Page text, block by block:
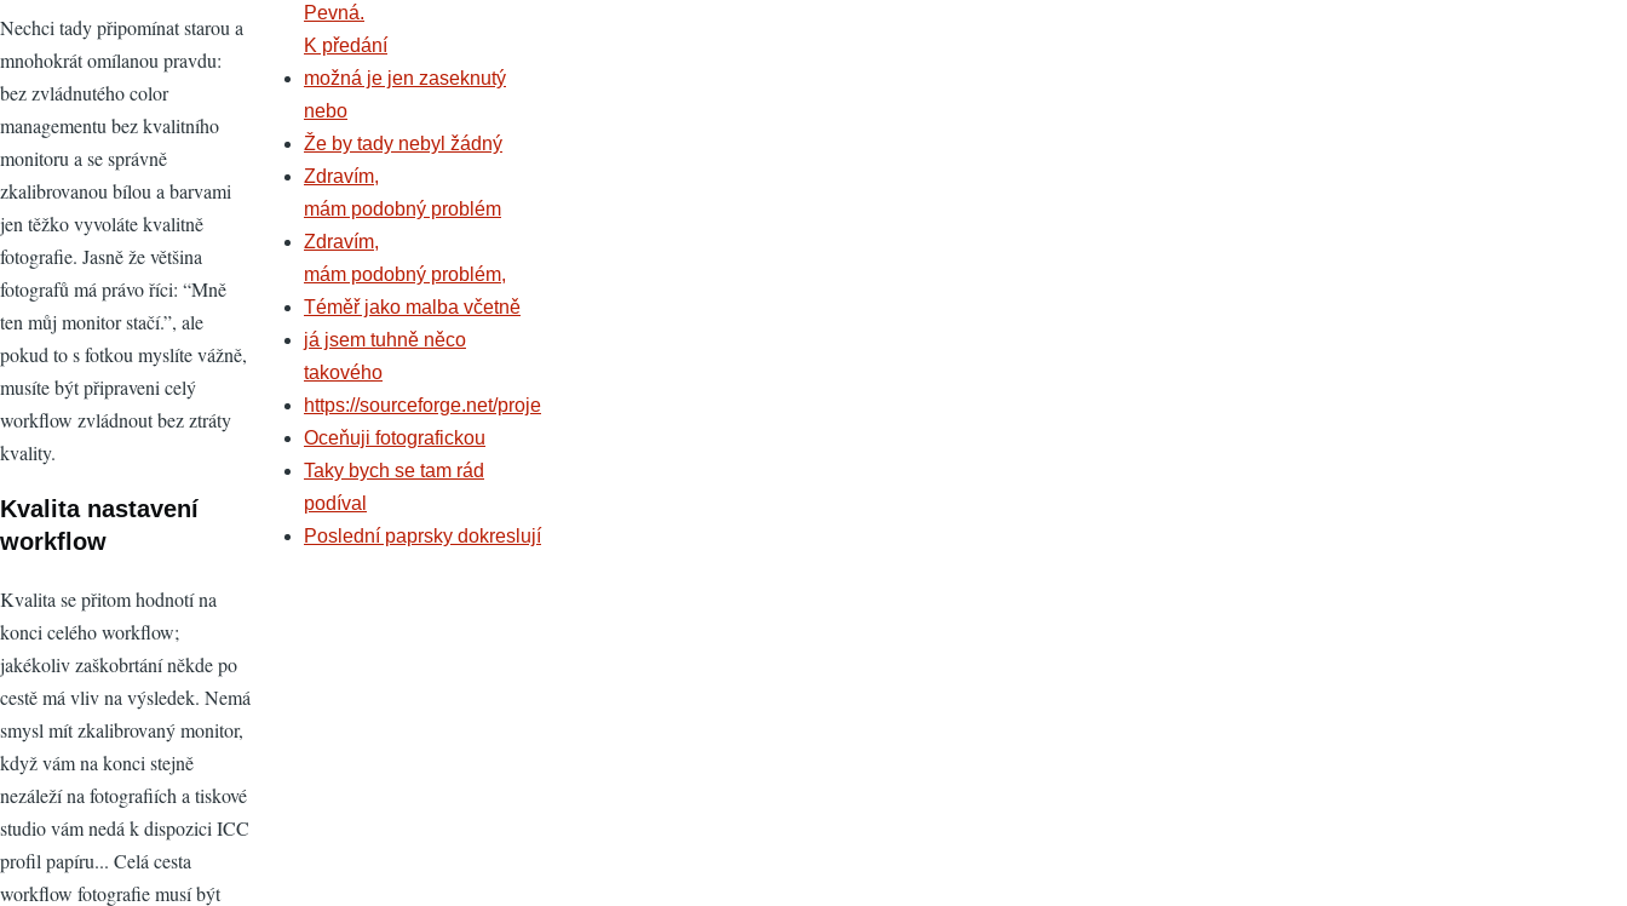
Nechci tady připomínat starou a
mnohokrát omílanou pravdu:
bez zvládnutého color
managementu bez kvalitního
monitoru a se správně
zkalibrovanou bílou a barvami
jen těžko vyvoláte kvalitně
fotografie. Jasně že většina
fotografů má právo říci: “Mně
ten můj monitor stačí.”, ale
pokud to s fotkou myslíte vážně,
musíte být připraveni celý
workflow zvládnout bez ztráty
kvality.
Kvalita nastavení
workflow
Kvalita se přitom hodnotí na
konci celého workflow;
jakékoliv zaškobrtání někde po
cestě má vliv na výsledek. Nemá
smysl mít zkalibrovaný monitor,
když vám na konci stejně
nezáleží na fotografiích a tiskové
studio vám nedá k dispozici ICC
profil papíru... Celá cesta
workflow fotografie musí být
Pevná.
K předání
možná je jen zaseknutý
nebo
Že by tady nebyl žádný
Zdravím,
mám podobný problém
Zdravím,
mám podobný problém,
Téměř jako malba včetně
já jsem tuhně něco
takového
https://sourceforge.net/proje
Oceňuji fotografickou
Taky bych se tam rád
podíval
Poslední paprsky dokreslují